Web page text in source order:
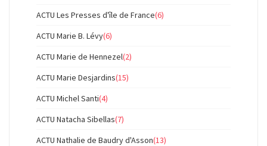
ACTU Les Presses d'île de France(6)
ACTU Marie B. Lévy(6)
ACTU Marie de Hennezel(2)
ACTU Marie Desjardins(15)
ACTU Michel Santi(4)
ACTU Natacha Sibellas(7)
ACTU Nathalie de Baudry d'Asson(13)